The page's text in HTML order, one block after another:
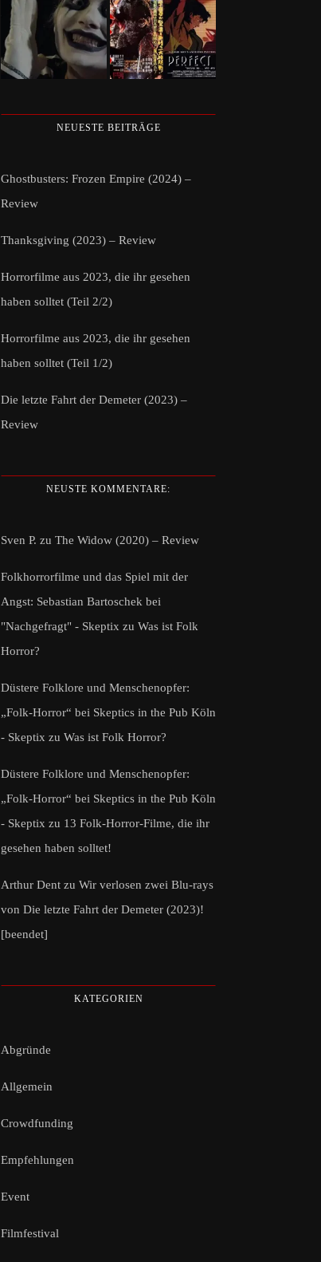
NEUESTE BEITRÄGE
Ghostbusters: Frozen Empire (2024) –
Review
Thanksgiving (2023) – Review
Horrorfilme aus 2023, die ihr gesehen
haben solltet (Teil 2/2)
Horrorfilme aus 2023, die ihr gesehen
haben solltet (Teil 1/2)
Die letzte Fahrt der Demeter (2023) –
Review
NEUSTE KOMMENTARE:
Sven P. zu The Widow (2020) – Review
Folkhorrorfilme und das Spiel mit der
Angst: Sebastian Bartoschek bei
"Nachgefragt" - Skeptix zu Was ist Folk
Horror?
Düstere Folklore und Menschenopfer:
„Folk-Horror“ bei Skeptics in the Pub Köln
- Skeptix zu Was ist Folk Horror?
Düstere Folklore und Menschenopfer:
„Folk-Horror“ bei Skeptics in the Pub Köln
- Skeptix zu 13 Folk-Horror-Filme, die ihr
gesehen haben solltet!
Arthur Dent zu Wir verlosen zwei Blu-rays
von Die letzte Fahrt der Demeter (2023)!
[beendet]
KATEGORIEN
Abgründe
Allgemein
Crowdfunding
Empfehlungen
Event
Filmfestival